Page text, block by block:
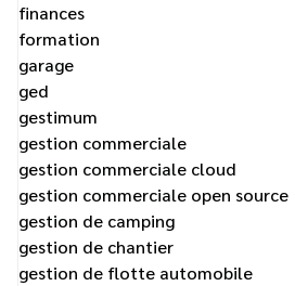
finances
formation
garage
ged
gestimum
gestion commerciale
gestion commerciale cloud
gestion commerciale open source
gestion de camping
gestion de chantier
gestion de flotte automobile